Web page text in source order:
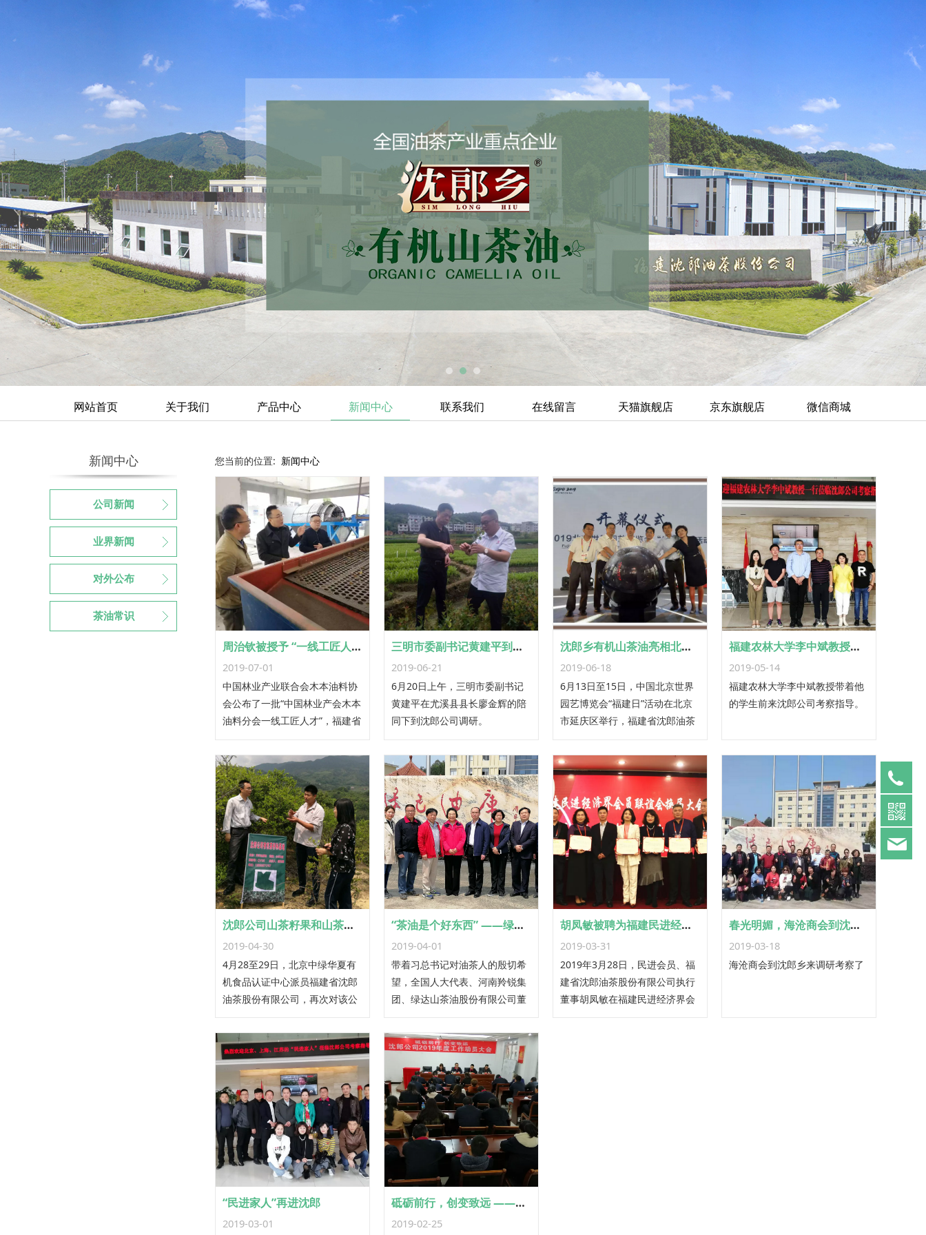
网站首页 关于我们 产品中心 新闻中心 联系我们 在线留言 天猫旗舰店 京东旗舰店 微信商城
新闻中心
公司新闻
业界新闻
对外公布
茶油常识
您当前的位置: 新闻中心
周治钦被授予 “一线工匠人才”称号
2019-07-01
中国林业产业联合会木本油料协
会公布了一批“中国林业产会木本
油料分会一线工匠人才”，福建省
周治钦荣列其中。
三明市委副书记黄建平到沈郎公司调研
2019-06-21
6月20日上午，三明市委副书记
黄建平在尤溪县县长廖金辉的陪
同下到沈郎公司调研。
沈郎乡有机山茶油亮相北京世园会
2019-06-18
6月13日至15日，中国北京世界
园艺博览会“福建日”活动在北京
市延庆区举行，福建省沈郎油茶
籽油受邀参展。
福建农林大学李中斌教授到公司考察指导
2019-05-14
福建农林大学李中斌教授带着他
的学生前来沈郎公司考察指导。
沈郎公司山茶籽果和山茶油再次通过有机认证现场检查
2019-04-30
4月28至29日，北京中绿华夏有
机食品认证中心派员福建省沈郎
油茶股份有限公司，再次对该公
项目进行现场检查，获得通过。
“茶油是个好东西” ——绿达、沈郎老总共商油茶产业发展大计
2019-04-01
带着习总书记对油茶人的殷切希
望，全国人大代表、河南羚锐集
团、绿达山茶油股份有限公司董
建省沈郎油茶股份有限公司考察
油茶产业。
胡凤敏被聘为福建民进经济界会员联谊会常务理事
2019-03-31
2019年3月28日，民进会员、福
建省沈郎油茶股份有限公司执行
董事胡凤敏在福建民进经济界会
春光明媚，海沧商会到沈郎乡调研考察
2019-03-18
海沧商会到沈郎乡来调研考察了
“民进家人”再进沈郎
2019-03-01
砥砺前行，创变致远 ——沈郎公司召开2019年度工作会议
2019-02-25